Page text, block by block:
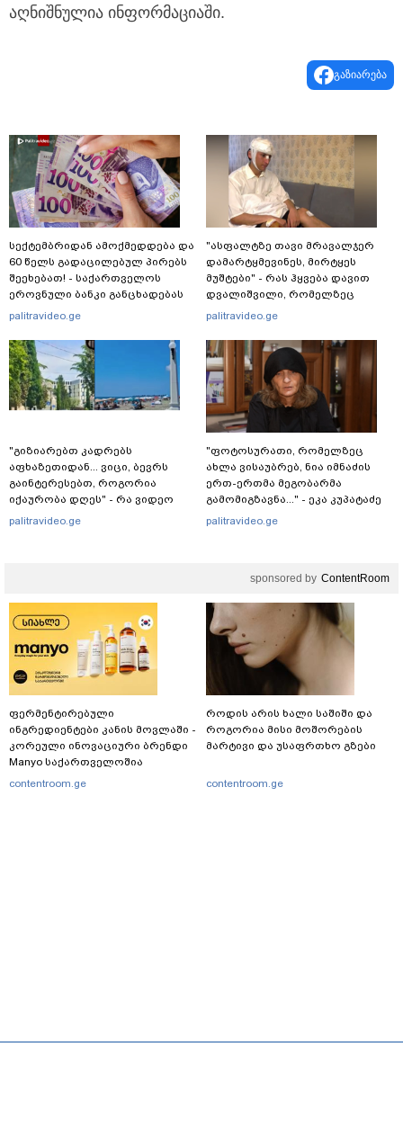
აღნიშნულია ინფორმაციაში.
გაზიარება
სექტემბრიდან ამოქმედდება და
60 წელს გადაცილებულ პირებს
შეეხებათ! - საქართველოს
ეროვნული ბანკი განცხადებას
ავრცელებს
palitravideo.ge
"გიზიარებთ კადრებს
აფხაზეთიდან... ვიცი, ბევრს
გაინტერესებთ, როგორია
იქაურობა დღეს" - რა ვიდეო
ვრცელდება სოციალურ
palitravideo.ge
"ასფალტზე თავი მრავალჯერ
დამარტყმევინეს, მირტყეს
მუშტები" - რას ჰყვება დავით
დვალიშვილი, რომელზეც
არასრულწლოვანებმა
palitravideo.ge
"ფოტოსურათი, რომელზეც
ახლა ვისაუბრებ, ნია იმნაძის
ერთ-ერთმა მეგობარმა
გამომიგზავნა..." - ეკა კუპატაძე
palitravideo.ge
sponsored by ContentRoom
ფერმენტირებული
ინგრედიენტები კანის მოვლაში -
კორეული ინოვაციური ბრენდი
Manyo საქართველოშია
contentroom.ge
როდის არის ხალი საშიში და
როგორია მისი მოშორების
მარტივი და უსაფრთხო გზები
contentroom.ge